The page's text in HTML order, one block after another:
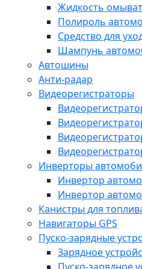
Жидкость
Полироль
Средство для
Шампунь
Автошины
Анти-радар
Видеорегистраторы
Инверторы
Инвертор
Инвертор
Канистры для
Навигаторы GPS
Пуско-зарядные
Зарядное